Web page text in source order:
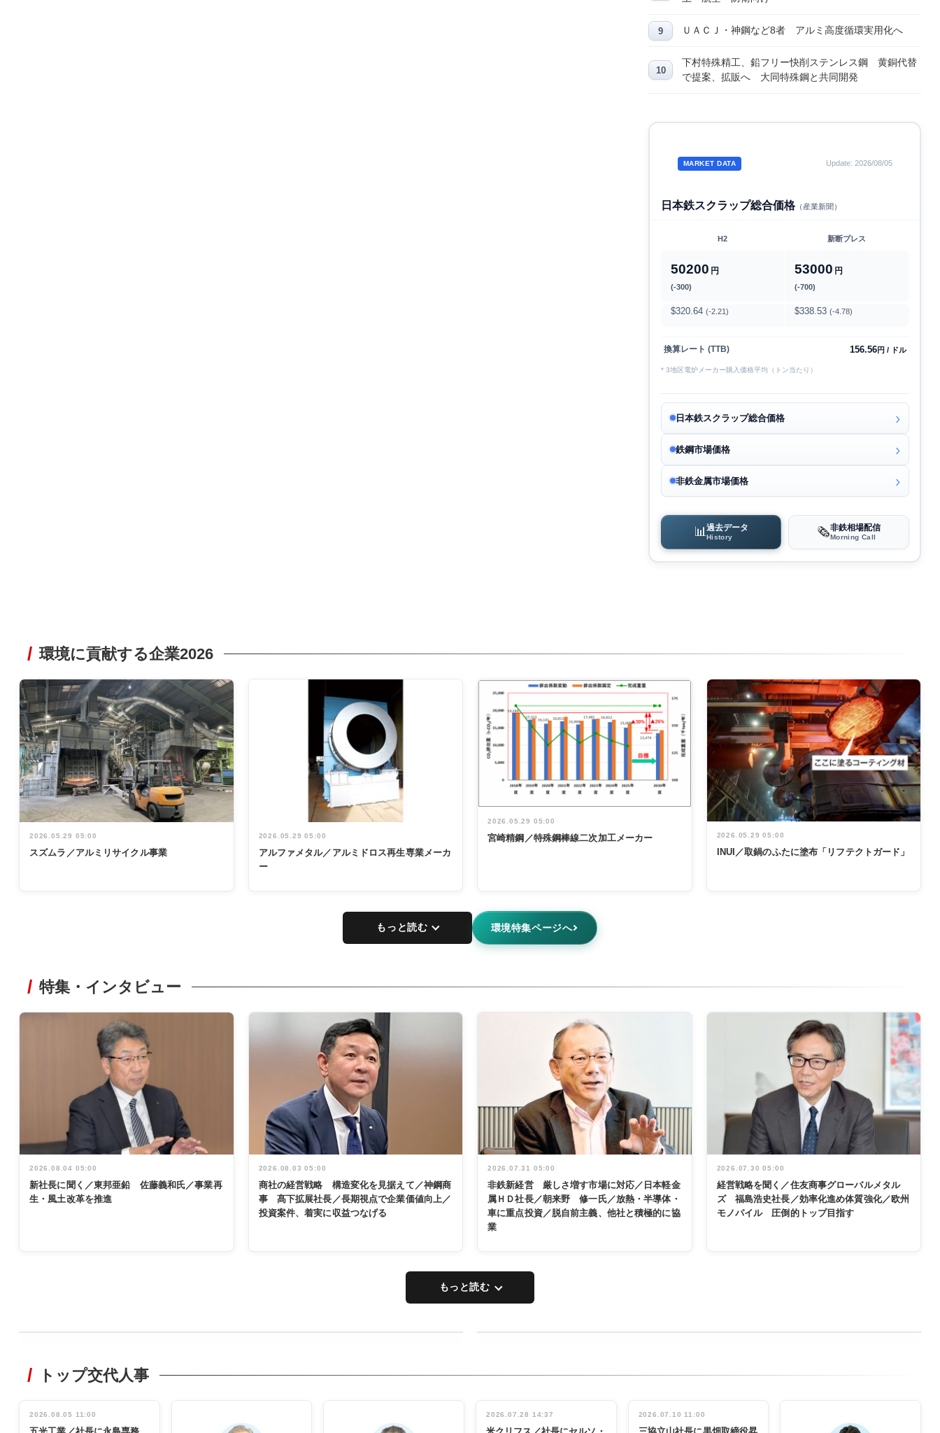
ＵＡＣＪ・神鋼など8者 アルミ高度循環実用化へ
下村特殊精工、鉛フリー快削ステンレス鋼 黄銅代替
で提案、拡販へ 大同特殊鋼と共同開発
MARKET DATA Update: 2026/08/05
日本鉄スクラップ総合価格（産業新聞）
H2 新断プレス
50200 円
(-300)
53000 円
(-700)
$320.64 (-2.21) $338.53 (-4.78)
換算レート (TTB) 156.56円 / ドル
* 3地区電炉メーカー購入価格平均（トン当たり）
日本鉄スクラップ総合価格
鉄鋼市場価格
非鉄金属市場価格
📊 過去データ
History 🗞️非鉄相場配信
Morning Call
環境に貢献する企業2026
2026.05.29 05:00
スズムラ／アルミリサイクル事業
2026.05.29 05:00
アルファメタル／アルミドロス再生専業メーカ
ー
2026.05.29 05:00
宮崎精鋼／特殊鋼棒線二次加工メーカー 2026.05.29 05:00
INUI／取鍋のふたに塗布「リフテクトガード」
もっと読む 環境特集ページへ
特集・インタビュー
2026.08.04 05:00
新社長に聞く／東邦亜鉛 佐藤義和氏／事業再
生・風土改革を推進
2026.08.03 05:00
商社の経営戦略 構造変化を見据えて／神鋼商
事 髙下拡展社長／長期視点で企業価値向上／
投資案件、着実に収益つなげる
2026.07.31 05:00
非鉄新経営 厳しさ増す市場に対応／日本軽金
属ＨＤ社長／朝来野 修一氏／放熱・半導体・
車に重点投資／脱自前主義、他社と積極的に協
業
2026.07.30 05:00
経営戦略を聞く／住友商事グローバルメタル
ズ 福島浩史社長／効率化進め体質強化／欧州
モノパイル 圧倒的トップ目指す
もっと読む
非鉄業界で
管理職編
インタビュ
INTERVIEW
念祝う 業界
関係者ら220
トップ交代人事
2026.08.05 11:00 2026.07.28 14:37 2026.07.10 11:00